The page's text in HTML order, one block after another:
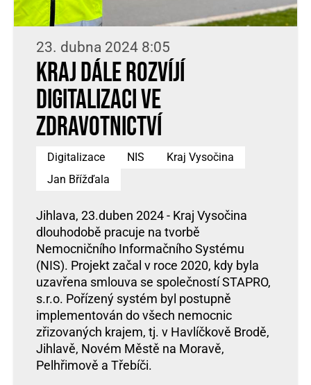
23. dubna 2024 8:05
Kraj dále rozvíjí
digitalizaci ve
zdravotnictví
Digitalizace NIS
Kraj Vysočina
Jan Břížďala
Jihlava, 23.duben 2024 - Kraj Vysočina
dlouhodobě pracuje na tvorbě
Nemocničního Informačního Systému
(NIS). Projekt začal v roce 2020, kdy byla
uzavřena smlouva se společností STAPRO,
s.r.o. Pořízený systém byl postupně
implementován do všech nemocnic
zřizovaných krajem, tj. v Havlíčkově Brodě,
Jihlavě, Novém Městě na Moravě,
Pelhřimově a Třebíči.